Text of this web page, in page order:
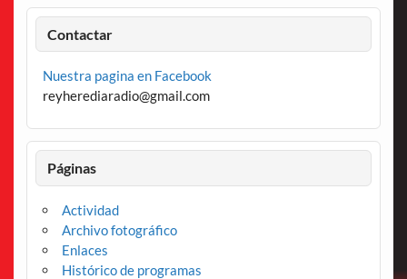
Contactar
Nuestra pagina en Facebook
reyherediaradio@gmail.com
Páginas
Actividad
Archivo fotográfico
Enlaces
Histórico de programas